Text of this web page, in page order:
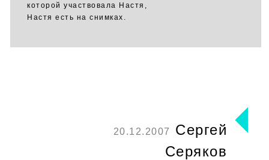
которой участвовала Настя,
Настя есть на снимках.
20.12.2007
Сергей
Серяков